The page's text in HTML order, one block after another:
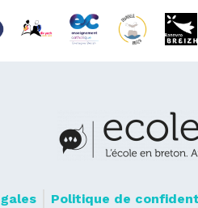
Politique de